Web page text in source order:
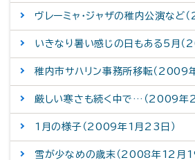
ヴレーミャ・ジャザの稚内公演など
いきなり暑い感じの日もある5月
稚内市サハリン事務所移転（2009
厳しい寒さも続く中で…（2009年
1月の様子（2009年1月23日）
雪が少なめの歳末（2008年12月